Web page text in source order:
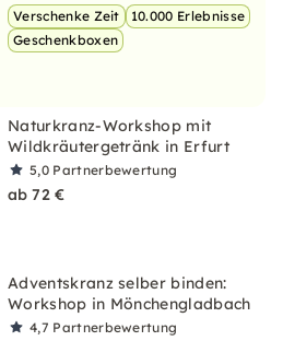
Verschenke Zeit
10.000 Erlebnisse
Geschenkboxen
Naturkranz-Workshop mit
Wildkräutergetränk in Erfurt
5,0 Partnerbewertung
ab 72 €
Adventskranz selber binden:
Workshop in Mönchengladbach
4,7 Partnerbewertung